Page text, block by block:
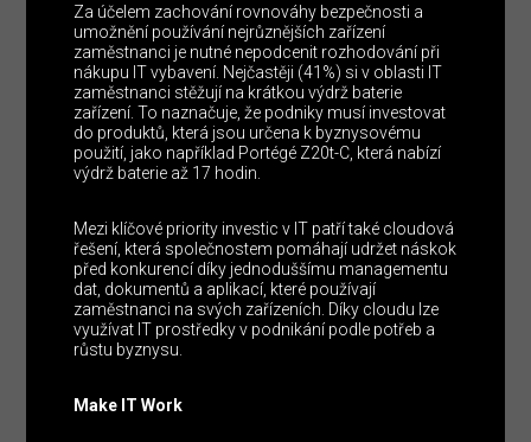
Za účelem zachování rovnováhy bezpečnosti a
umožnění používání nejrůznějších zařízení
zaměstnanci je nutné nepodcenit rozhodování při
nákupu IT vybavení. Nejčastěji (41%) si v oblasti IT
zaměstnanci stěžují na krátkou výdrž baterie
zařízení. To naznačuje, že podniky musí investovat
do produktů, která jsou určena k byznysovému
použití, jako například Portégé Z20t-C, která nabízí
výdrž baterie až 17 hodin.
Mezi klíčové priority investic v IT patří také cloudová
řešení, která společnostem pomáhají udržet náskok
před konkurencí díky jednoduššímu managementu
dat, dokumentů a aplikací, které používají
zaměstnanci na svých zařízeních. Díky cloudu lze
využívat IT prostředky v podnikání podle potřeb a
růstu byznysu.
Make IT Work